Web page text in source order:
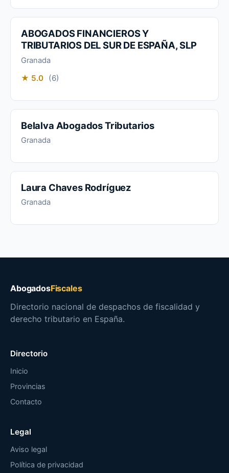
ABOGADOS FINANCIEROS Y
TRIBUTARIOS DEL SUR DE ESPAÑA, SLP
Granada
★ 5.0 (6)
Belalva Abogados Tributarios
Granada
Laura Chaves Rodríguez
Granada
AbogadosFiscales
Directorio nacional de despachos de fiscalidad y
derecho tributario en España.
Directorio
Inicio
Provincias
Contacto
Legal
Aviso legal
Política de privacidad